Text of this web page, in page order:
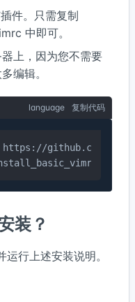
件。只需复制
中即可。
上，因为您不需要
编辑。
language 复制代码
https://github.com/
装？
运行上述安装说明。